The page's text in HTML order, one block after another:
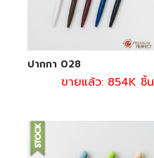
ปากกา 028
ขายแล้ว: 854K ชิ้น